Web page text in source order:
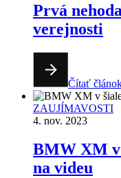
Prvá
verejnosti
Čítať
ZAUJÍMAVOSTI
4. nov. 2023
BMW XM v
na videu